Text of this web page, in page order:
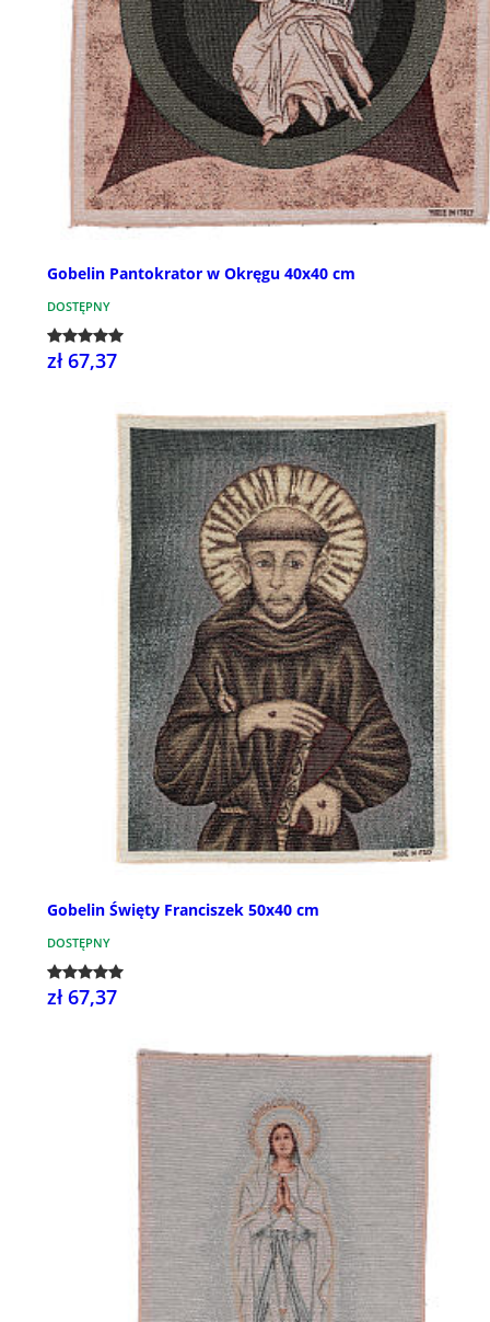
Gobelin Pantokrator w Okręgu 40x40 cm
DOSTĘPNY
zł 67,37
Gobelin Święty Franciszek 50x40 cm
DOSTĘPNY
zł 67,37